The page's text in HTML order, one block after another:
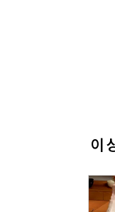
이